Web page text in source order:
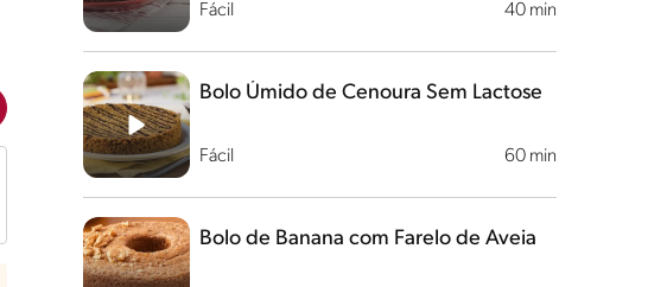
Fácil 40 min
Fácil 60 min
Bolo Úmido de Cenoura Sem Lactose
Bolo de Banana com Farelo de Aveia